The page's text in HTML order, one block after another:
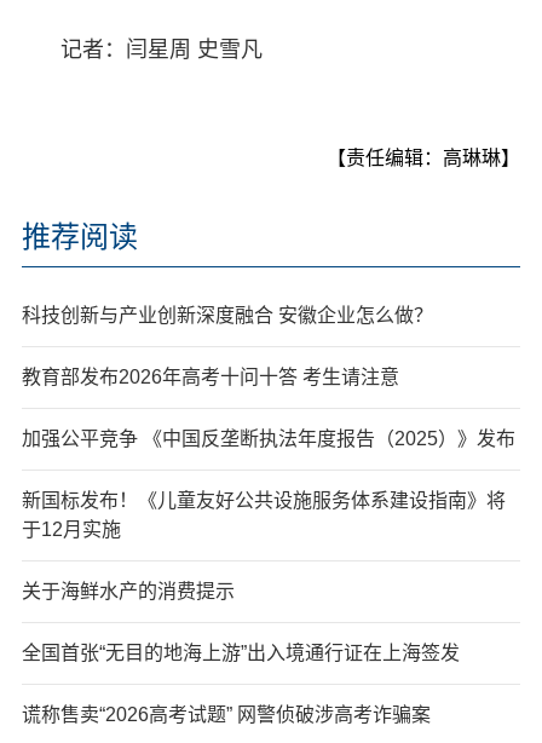
记者：闫星周 史雪凡
【责任编辑：高琳琳】
推荐阅读
科技创新与产业创新深度融合 安徽企业怎么做？
教育部发布2026年高考十问十答 考生请注意
加强公平竞争 《中国反垄断执法年度报告（2025）》发布
新国标发布！《儿童友好公共设施服务体系建设指南》将
于12月实施
关于海鲜水产的消费提示
全国首张“无目的地海上游”出入境通行证在上海签发
谎称售卖“2026高考试题” 网警侦破涉高考诈骗案